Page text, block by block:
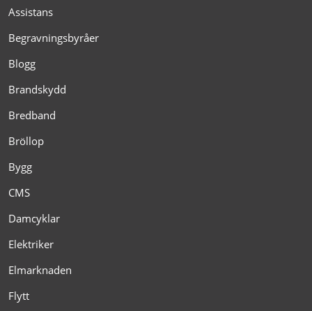
Assistans
Begravningsbyråer
Blogg
Brandskydd
Bredband
Bröllop
Bygg
CMS
Damcyklar
Elektriker
Elmarknaden
Flytt